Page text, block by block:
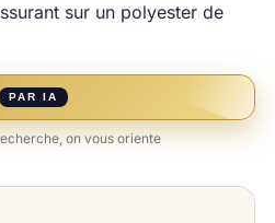
sur un polyester de
PAR IA
on vous oriente